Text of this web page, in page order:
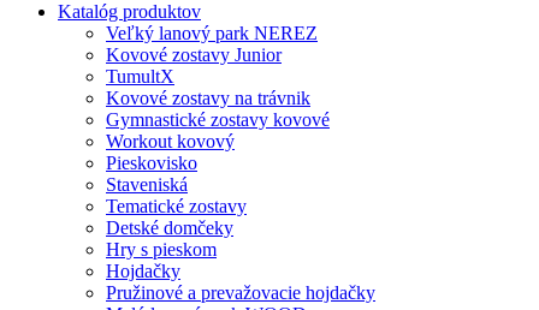
Katalóg produktov
Veľký lanový park NEREZ
Kovové zostavy Junior
TumultX
Kovové zostavy na trávnik
Gymnastické zostavy kovové
Workout kovový
Pieskovisko
Staveniská
Tematické zostavy
Detské domčeky
Hry s pieskom
Hojdačky
Pružinové a prevažovacie hojdačky